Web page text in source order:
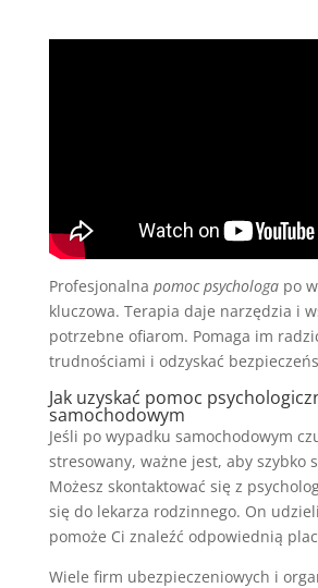
Profesjonalna pomoc psychologapo
kluczowa. Terapia daje narzędzia i
potrzebne ofiarom. Pomaga im
trudnościami i odzyskać
Jak uzyskać pomoc
samochodowym
Jeśli po wypadku samochodowym
stresowany, ważne jest, aby szybko
Możesz skontaktować się z
się do lekarza rodzinnego. On
pomoże Ci znaleźć odpowiednią
Wiele firm ubezpieczeniowych i